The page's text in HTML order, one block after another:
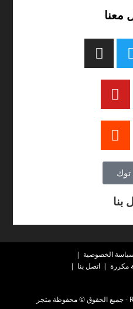
معنا
توك
بنا
الخصوصية
مكررة
اتصل بنا
2026 - Rbab.net © All rights reserved - جميع الحقوق © محفوظة متجر